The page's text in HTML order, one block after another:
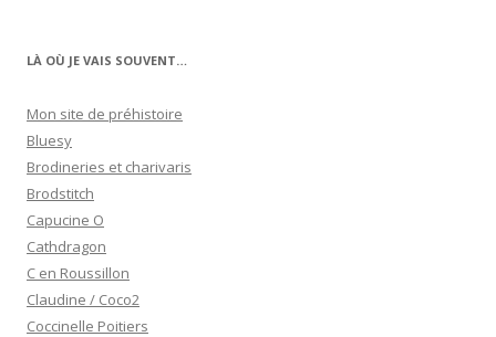
LÀ OÙ JE VAIS SOUVENT…
Mon site de préhistoire
Bluesy
Brodineries et charivaris
Brodstitch
Capucine O
Cathdragon
C en Roussillon
Claudine / Coco2
Coccinelle Poitiers